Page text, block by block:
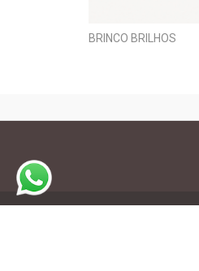
BRINCO BRILHOS